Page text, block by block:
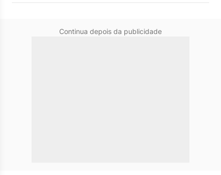
Continua depois da publicidade